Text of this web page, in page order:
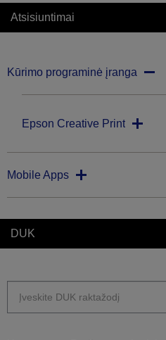
Atsisiuntimai
Kūrimo programinė įranga
Epson Creative Print
Mobile Apps
DUK